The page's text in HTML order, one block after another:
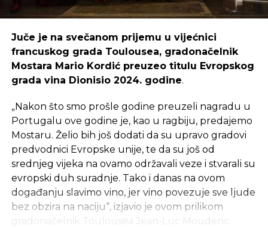
Juče je na svečanom prijemu u vijećnici
francuskog grada Toulousea, gradonačelnik
Mostara Mario Kordić preuzeo titulu Evropskog
grada vina Dionisio 2024. godine.
„Nakon što smo prošle godine preuzeli nagradu u
Portugalu ove godine je, kao u ragbiju, predajemo
Mostaru. Želio bih još dodati da su upravo gradovi
predvodnici Evropske unije, te da su još od
srednjeg vijeka na ovamo održavali veze i stvarali su
evropski duh suradnje. Tako i danas na ovom
događanju slavimo vino, jer vino povezuje sve ljude
bez obzira na naciju“, izjavio je ovom prilikom
gradonačelnik Toulousea Jean-Luc Moudenc.